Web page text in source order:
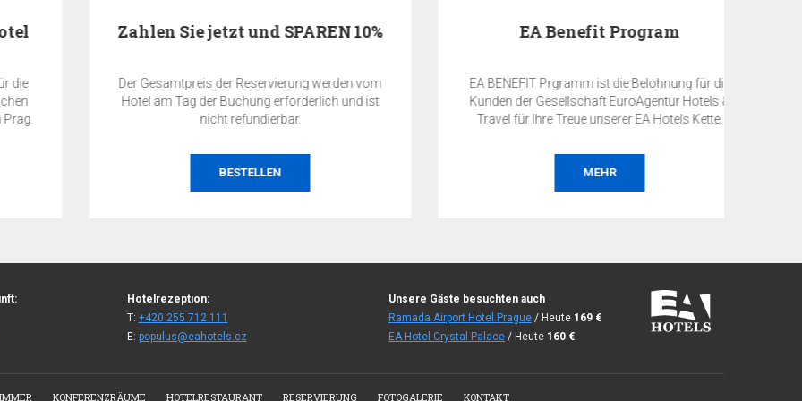
Zahlen Sie jetzt und SPAREN 10%
Der Gesamtpreis der Reservierung werden vom
Hotel am Tag der Buchung erforderlich und ist
nicht refundierbar.
BESTELLEN
EA Benefit Program
EA BENEFIT Prgramm ist die Belohnung für die
Kunden der Gesellschaft EuroAgentur Hotels &
Travel für Ihre Treue unserer EA Hotels Kette.
Hotelrezeption:
T: +420 255 712 111
E: populus@eahotels.cz
Unsere Gäste besuchten auch
Ramada Airport Hotel Prague / Heute 169 €
EA Hotel Crystal Palace / Heute 160 €
KONFERENZRÄUME HOTELRESTAURANT RESERVIERUNG FOTOGALERIE KONTAKT